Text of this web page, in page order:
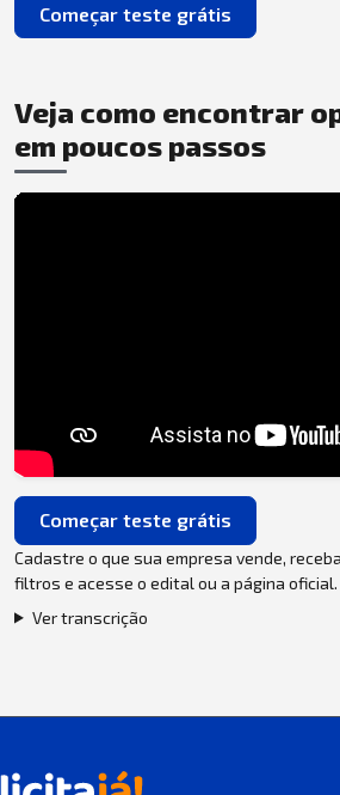
Começar teste grátis
Veja como encontrar
em poucos passos
Começar teste grátis
Cadastre o que sua empresa vende,
filtros e acesse o edital ou a página oficial.
Ver transcrição